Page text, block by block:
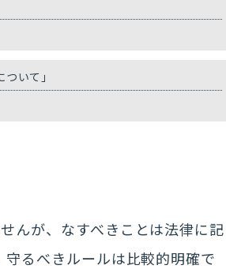
いて」
んが、なすべきことは法律に記
守るべきルールは比較的明確で